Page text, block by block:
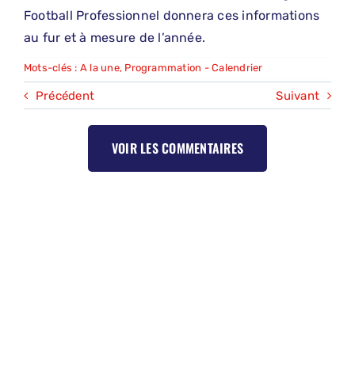
Football Professionnel donnera ces informations
au fur et à mesure de l’année.
Mots-clés : A la une, Programmation - Calendrier
Précédent Suivant
VOIR LES COMMENTAIRES